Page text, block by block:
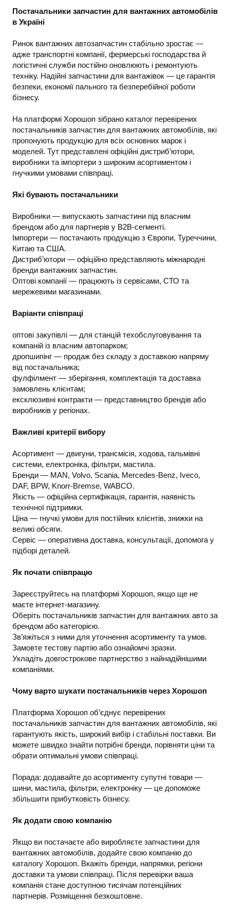
Постачальники запчастин для вантажних автомобілів
в Україні
Ринок вантажних автозапчастин стабільно зростає —
адже транспортні компанії, фермерські господарства й
логістичні служби постійно оновлюють і ремонтують
техніку. Надійні запчастини для вантажівок — це гарантія
безпеки, економії пального та безперебійної роботи
бізнесу.
На платформі Хорошоп зібрано каталог перевірених
постачальників запчастин для вантажних автомобілів, які
пропонують продукцію для всіх основних марок і
моделей. Тут представлені офіційні дистриб’ютори,
виробники та імпортери з широким асортиментом і
гнучкими умовами співпраці.
Які бувають постачальники
Виробники — випускають запчастини під власним
брендом або для партнерів у B2B-сегменті.
Імпортери — постачають продукцію з Європи, Туреччини,
Китаю та США.
Дистриб’ютори — офіційно представляють міжнародні
бренди вантажних запчастин.
Оптові компанії — працюють із сервісами, СТО та
мережевими магазинами.
Варіанти співпраці
оптові закупівлі — для станцій техобслуговування та
компаній із власним автопарком;
дропшипінг — продаж без складу з доставкою напряму
від постачальника;
фулфілмент — зберігання, комплектація та доставка
замовлень клієнтам;
ексклюзивні контракти — представництво брендів або
виробників у регіонах.
Важливі критерії вибору
Асортимент — двигуни, трансмісія, ходова, гальмівні
системи, електроніка, фільтри, мастила.
Бренди — MAN, Volvo, Scania, Mercedes-Benz, Iveco,
DAF, BPW, Knorr-Bremse, WABCO.
Якість — офіційна сертифікація, гарантія, наявність
технічної підтримки.
Ціна — гнучкі умови для постійних клієнтів, знижки на
великі обсяги.
Сервіс — оперативна доставка, консультації, допомога у
підборі деталей.
Як почати співпрацю
Зареєструйтесь на платформі Хорошоп, якщо ще не
маєте інтернет-магазину.
Оберіть постачальників запчастин для вантажних авто за
брендом або категорією.
Зв’яжіться з ними для уточнення асортименту та умов.
Замовте тестову партію або ознайомчі зразки.
Укладіть довгострокове партнерство з найнадійнішими
компаніями.
Чому варто шукати постачальників через Хорошоп
Платформа Хорошоп об’єднує перевірених
постачальників запчастин для вантажних автомобілів, які
гарантують якість, широкий вибір і стабільні поставки. Ви
можете швидко знайти потрібні бренди, порівняти ціни та
обрати оптимальні умови співпраці.
Порада: додавайте до асортименту супутні товари —
шини, мастила, фільтри, електроніку — це допоможе
збільшити прибутковість бізнесу.
Як додати свою компанію
Якщо ви постачаєте або виробляєте запчастини для
вантажних автомобілів, додайте свою компанію до
каталогу Хорошоп. Вкажіть бренди, напрямки, регіони
доставки та умови співпраці. Після перевірки ваша
компанія стане доступною тисячам потенційних
партнерів. Розміщення безкоштовне.